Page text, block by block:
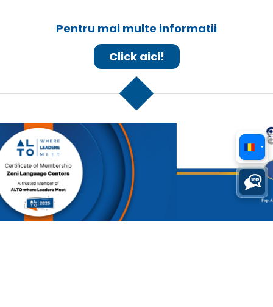
© 2026 ZONI®. TOATE DREPTURILE REZERVATE.
FONDATĂ ÎN UNION CITY, NJ, NEW YORK METROPOLITAN AREA DE ZOILO
NIETO ÎN 1991
ZONI AMERICAN HIGH SCHOOL
4123 W HILLSBOROUGH AVE
TAMPA,
UNITED STATES
VIEW ON MAP